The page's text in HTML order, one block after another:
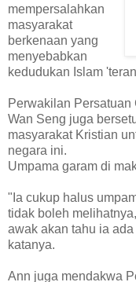
mempersalahkan
masyarakat
berkenaan yang
menyebabkan
kedudukan Islam
Perwakilan
Wan Seng juga
masyarakat Kristian
negara ini.
Umpama garam di
"Ia cukup halus
tidak boleh
awak akan tahu ia
katanya.
Ann juga mendakwa